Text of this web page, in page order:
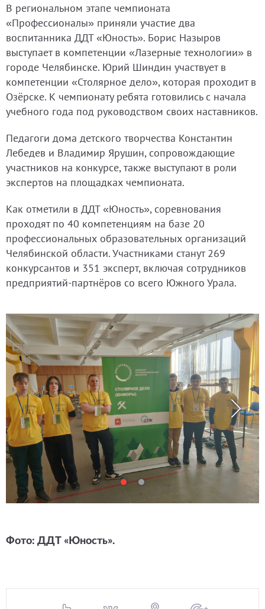
В региональном этапе чемпионата
«Профессионалы» приняли участие два
воспитанника ДДТ «Юность». Борис Назыров
выступает в компетенции «Лазерные технологии» в
городе Челябинске. Юрий Шиндин участвует в
компетенции «Столярное дело», которая проходит в
Озёрске. К чемпионату ребята готовились с начала
учебного года под руководством своих наставников.
Педагоги дома детского творчества Константин
Лебедев и Владимир Ярушин, сопровождающие
участников на конкурсе, также выступают в роли
экспертов на площадках чемпионата.
Как отметили в ДДТ «Юность», соревнования
проходят по 40 компетенциям на базе 20
профессиональных образовательных организаций
Челябинской области. Участниками станут 269
конкурсантов и 351 эксперт, включая сотрудников
предприятий-партнёров со всего Южного Урала.
Фото: ДДТ «Юность».